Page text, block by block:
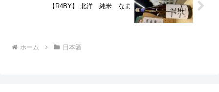
【R4BY】 北洋 純米 なま
ホーム 日本酒